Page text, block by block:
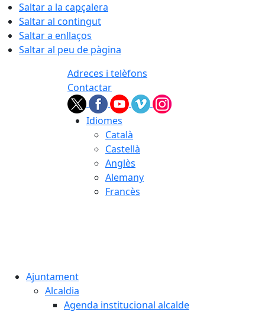
Saltar a la capçalera
Saltar al contingut
Saltar a enllaços
Saltar al peu de pàgina
Adreces i telèfons
Contactar
Idiomes
Català
Castellà
Anglès
Alemany
Francès
Ajuntament
Alcaldia
Agenda institucional alcalde